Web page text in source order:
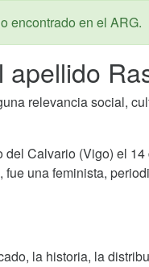
encontrado en el ARG.
apellido
relevancia social,
del Calvario (Vigo) el
una feminista,
la historia, la